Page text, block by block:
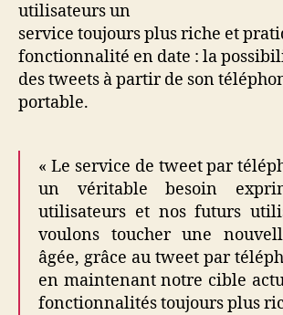
utilisateurs un
service toujours plus riche et
fonctionnalité en date : la
des tweets à partir de son
portable.
« Le service de tweet par
un véritable besoin
utilisateurs et nos futurs
voulons toucher une
âgée, grâce au tweet par
en maintenant notre cible
fonctionnalités toujours plus